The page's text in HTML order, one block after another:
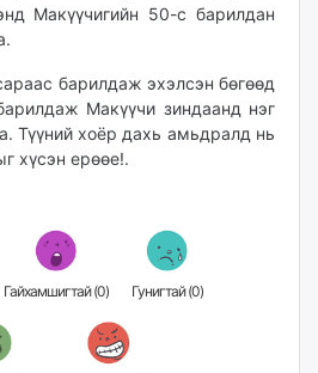
Макүүчигийн 50-с барилдан
барилдаж эхэлсэн бөгөөд
Макүүчи зиндаанд нэг
Түүний хоёр дахь амьдралд нь
хүсэн ерөөе!.
Гайхамшигтай (0) Гунигтай (0)